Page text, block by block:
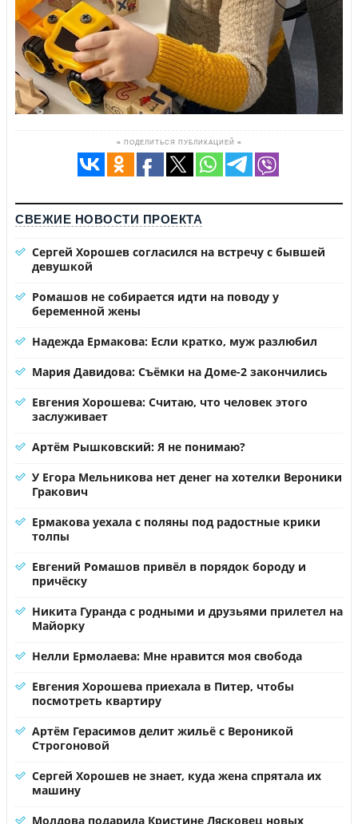
≡ ПОДЕЛИТЬСЯ ПУБЛИКАЦИЕЙ ≡
СВЕЖИЕ НОВОСТИ ПРОЕКТА
Сергей Хорошев согласился на встречу с бывшей
девушкой
Ромашов не собирается идти на поводу у
беременной жены
Надежда Ермакова: Если кратко, муж разлюбил
Мария Давидова: Съёмки на Доме-2 закончились
Евгения Хорошева: Считаю, что человек этого
заслуживает
Артём Рышковский: Я не понимаю?
У Егора Мельникова нет денег на хотелки Вероники
Гракович
Ермакова уехала с поляны под радостные крики
толпы
Евгений Ромашов привёл в порядок бороду и
причёску
Никита Гуранда с родными и друзьями прилетел на
Майорку
Нелли Ермолаева: Мне нравится моя свобода
Евгения Хорошева приехала в Питер, чтобы
посмотреть квартиру
Артём Герасимов делит жильё с Вероникой
Строгоновой
Сергей Хорошев не знает, куда жена спрятала их
машину
Молдова подарила Кристине Лясковец новых